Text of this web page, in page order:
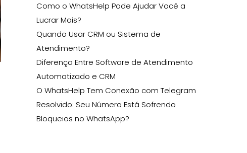
Como o WhatsHelp Pode Ajudar Você a
Lucrar Mais?
Quando Usar CRM ou Sistema de
Atendimento?
Diferença Entre Software de Atendimento
Automatizado e CRM
O WhatsHelp Tem Conexão com Telegram
Resolvido: Seu Número Está Sofrendo
Bloqueios no WhatsApp?